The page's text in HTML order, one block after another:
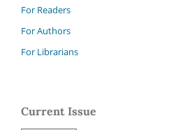
For Readers
For Authors
For Librarians
Current Issue